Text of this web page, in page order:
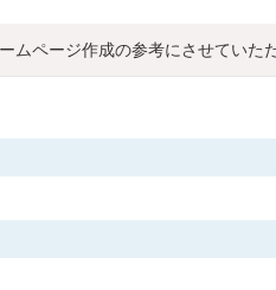
ムページ作成の参考にさせていた